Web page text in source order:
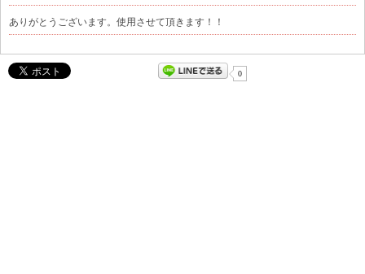
ありがとうございます。使用させて頂きます！！
0